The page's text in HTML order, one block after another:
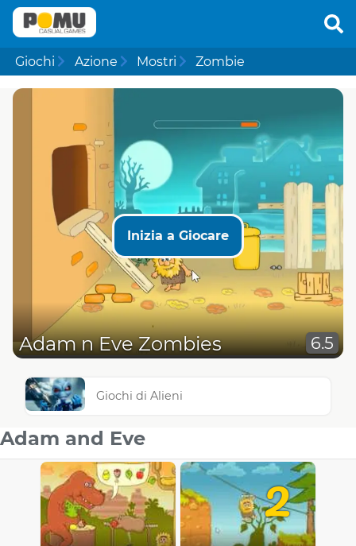
Giochi Azione Mostri Zombie
Inizia a Giocare
Adam n Eve Zombies 6.5
Giochi di Alieni
Adam and Eve
2